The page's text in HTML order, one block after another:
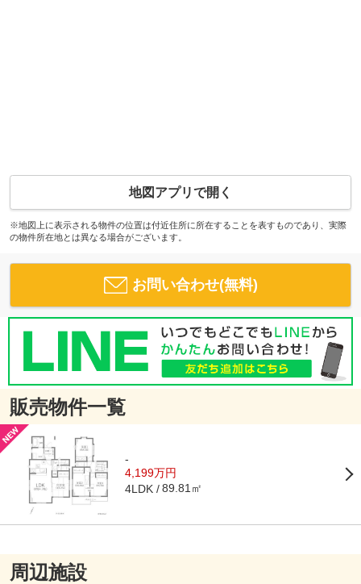
地図アプリで開く
※地図上に表示される物件の位置は付近住所に所在することを表すものであり、実際
の物件所在地とは異なる場合がございます。
お問い合わせ(無料)
販売物件一覧
-
4,199万円
4LDK 89.81㎡
周辺施設